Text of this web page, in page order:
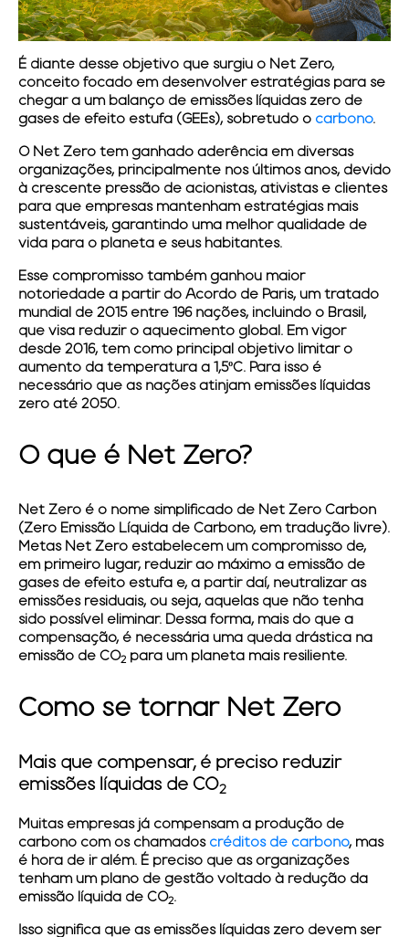
É diante desse objetivo que surgiu o Net Zero,
conceito focado em desenvolver estratégias para se
chegar a um balanço de emissões líquidas zero de
gases de efeito estufa (GEEs), sobretudo o carbono.
O Net Zero tem ganhado aderência em diversas
organizações, principalmente nos últimos anos, devido
à crescente pressão de acionistas, ativistas e clientes
para que empresas mantenham estratégias mais
sustentáveis, garantindo uma melhor qualidade de
vida para o planeta e seus habitantes.
Esse compromisso também ganhou maior
notoriedade a partir do Acordo de Paris, um tratado
mundial de 2015 entre 196 nações, incluindo o Brasil,
que visa reduzir o aquecimento global. Em vigor
desde 2016, tem como principal objetivo limitar o
aumento da temperatura a 1,5ºC. Para isso é
necessário que as nações atinjam emissões líquidas
zero até 2050.
O que é Net Zero?
Net Zero é o nome simplificado de Net Zero Carbon
(Zero Emissão Líquida de Carbono, em tradução livre).
Metas Net Zero estabelecem um compromisso de,
em primeiro lugar, reduzir ao máximo a emissão de
gases de efeito estufa e, a partir daí, neutralizar as
emissões residuais, ou seja, aquelas que não tenha
sido possível eliminar. Dessa forma, mais do que a
compensação, é necessária uma queda drástica na
emissão de CO2 para um planeta mais resiliente.
Como se tornar Net Zero
Mais que compensar, é preciso reduzir
emissões líquidas de CO2
Muitas empresas já compensam a produção de
carbono com os chamados créditos de carbono, mas
é hora de ir além. É preciso que as organizações
tenham um plano de gestão voltado à redução da
emissão líquida de CO2.
Isso significa que as emissões líquidas zero devem ser